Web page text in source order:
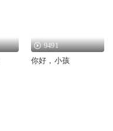
9491
你好，小孩